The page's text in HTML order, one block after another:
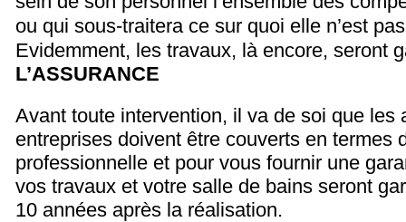
ou qui sous-traitera ce sur quoi elle n’est
Evidemment, les travaux, là encore, seront
L’ASSURANCE
Avant toute intervention, il va de soi que les
entreprises doivent être couverts en termes
professionnelle et pour vous fournir une
vos travaux et votre salle de bains seront
10 années après la réalisation.